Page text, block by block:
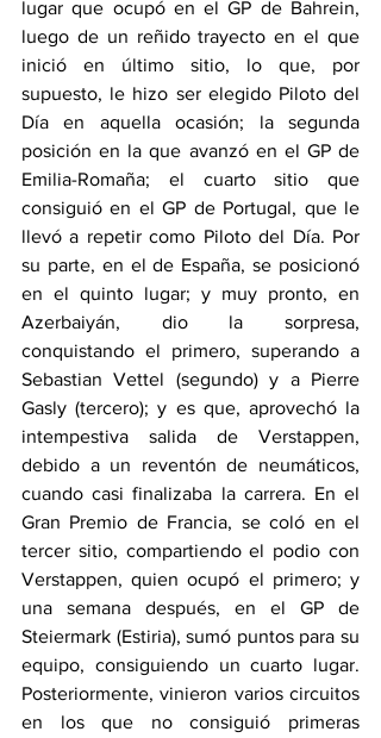
lugar que ocupó en el GP de Bahrein,
luego de un reñido trayecto en el que
inició en último sitio, lo que, por
supuesto, le hizo ser elegido Piloto del
Día en aquella ocasión; la segunda
posición en la que avanzó en el GP de
Emilia-Romaña; el cuarto sitio que
consiguió en el GP de Portugal, que le
llevó a repetir como Piloto del Día. Por
su parte, en el de España, se posicionó
en el quinto lugar; y muy pronto, en
Azerbaiyán, dio la sorpresa,
conquistando el primero, superando a
Sebastian Vettel (segundo) y a Pierre
Gasly (tercero); y es que, aprovechó la
intempestiva salida de Verstappen,
debido a un reventón de neumáticos,
cuando casi finalizaba la carrera. En el
Gran Premio de Francia, se coló en el
tercer sitio, compartiendo el podio con
Verstappen, quien ocupó el primero; y
una semana después, en el GP de
Steiermark (Estiria), sumó puntos para su
equipo, consiguiendo un cuarto lugar.
Posteriormente, vinieron varios circuitos
en los que no consiguió primeras